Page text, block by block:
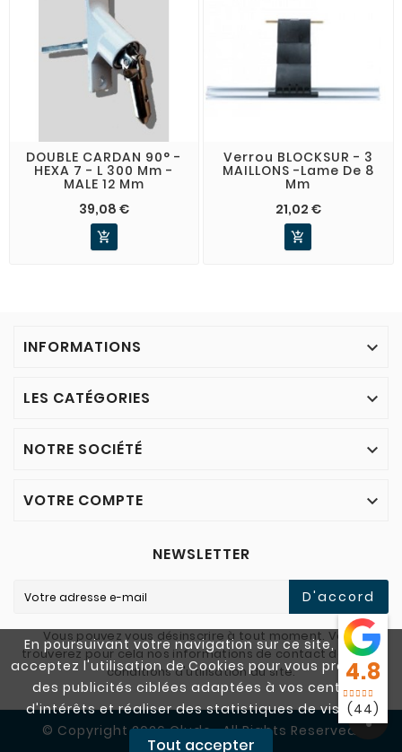
En poursuivant votre navigation sur ce site, vous
acceptez l'utilisation de Cookies pour vous proposer
des publicités ciblées adaptées à vos centres
d'intérêts et réaliser des statistiques de visites.
Tout accepter
DOUBLE CARDAN 90° -
HEXA 7 - L 300 Mm -
MALE 12 Mm
39,08 €

Verrou BLOCKSUR - 3
MAILLONS -lame De 8
Mm
21,02 €

INFORMATIONS 
LES CATÉGORIES 
NOTRE SOCIÉTÉ 
VOTRE COMPTE 
NEWSLETTER
D'accord
Vous pouvez vous désinscrire à tout moment. Vous
trouverez pour cela nos informations de contact dans les
conditions d'utilisation du site.
© Copyright 2026 Cludo . All Rights Reserved.
4.8
(44)